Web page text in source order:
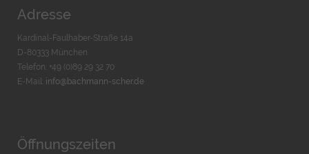
Adresse
Kardinal-Faulhaber-Straße 14a
D-80333 München
Telefon: +49 (0)89 29 32 70
E-Mail: info@bachmann-scher.de
Öffnungszeiten